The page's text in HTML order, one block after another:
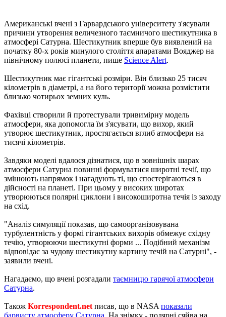
Американські вчені з Гарвардського університету з'ясували
причини утворення величезного таємничого шестикутника в
атмосфері Сатурна. Шестикутник вперше був виявлений на
початку 80-х років минулого століття апаратами Вояджер на
північному полюсі планети, пише Science Alert.
Шестикутник має гігантські розміри. Він близько 25 тисяч
кілометрів в діаметрі, а на його території можна розмістити
близько чотирьох земних куль.
Фахівці створили й протестували тривимірну модель
атмосфери, яка допомогла їм з'ясувати, що вихор, який
утворює шестикутник, простягається вглиб атмосфери на
тисячі кілометрів.
Завдяки моделі вдалося дізнатися, що в зовнішніх шарах
атмосфери Сатурна повинні формуватися широтні течії, що
змінюють напрямок і нагадують ті, що спостерігаються в
дійсності на планеті. При цьому у високих широтах
утворюються полярні циклони і високоширотна течія із заходу
на схід.
"Аналіз симуляції показав, що самоорганізовувана
турбулентність у формі гігантських вихорів обмежує східну
течію, утворюючи шестикутні форми ... Подібний механізм
відповідає за чудову шестикутну картину течій на Сатурні", -
заявили вчені.
Нагадаємо, що вчені розгадали таємницю гарячої атмосфери
Сатурна.
Також Korrespondent.net писав, що в NASA показали
барвисту атмосферу Сатурна . На знімку - полярні сяйва на